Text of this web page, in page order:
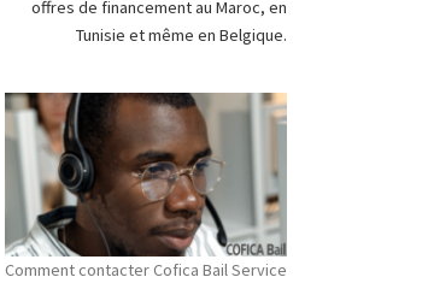
offres de financement au Maroc, en
Tunisie et même en Belgique.
Comment contacter Cofica Bail Service